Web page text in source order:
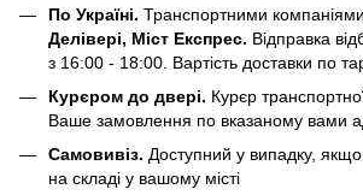
По Україні. Транспортними компаніями
Делівері, Міст Експрес. Відправка
з 16:00 - 18:00. Вартість доставки по
Курєром до двері. Курєр
Ваше замовлення по вказаному вами
Самовивіз. Доступний у випадку,
на складі у вашому місті